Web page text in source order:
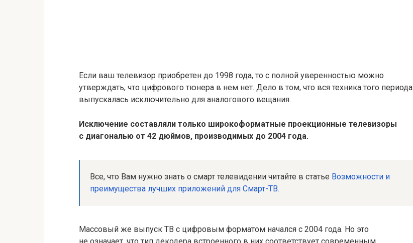
Если ваш телевизор приобретен до 1998 года, то с полной уверенностью можно
утверждать, что цифрового тюнера в нем нет. Дело в том, что вся техника того периода
выпускалась исключительно для аналогового вещания.
Исключение составляли только широкоформатные проекционные телевизоры
с диагональю от 42 дюймов, производимых до 2004 года.
Все, что Вам нужно знать о смарт телевидении читайте в статье Возможности и
преимущества лучших приложений для Смарт-ТВ.
Массовый же выпуск ТВ с цифровым форматом начался с 2004 года. Но это